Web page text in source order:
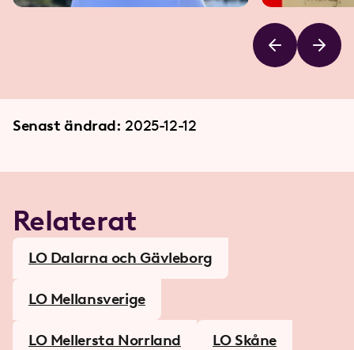
Senast ändrad: 2025-12-12
Relaterat
LO Dalarna och Gävleborg
LO Mellansverige
LO Mellersta Norrland LO Skåne